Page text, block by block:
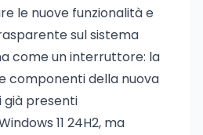
le nuove funzionalità e
sul sistema
come un interruttore: la
componenti della nuova
già presenti
11 24H2, ma